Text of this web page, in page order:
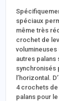
spéciaux
même très
crochet de
autres palans
synchronisés
l’horizontal.
4 crochets de
palans pour